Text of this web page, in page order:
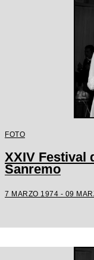
FOTO
XXIV Festival
Sanremo
7 MARZO 1974 - 09